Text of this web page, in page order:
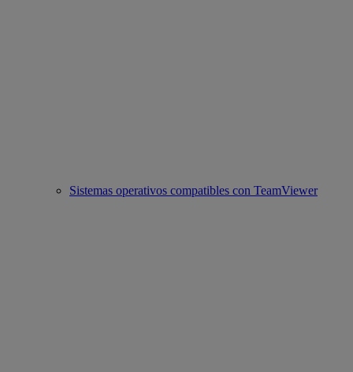
Sistemas operativos compatibles con TeamViewer